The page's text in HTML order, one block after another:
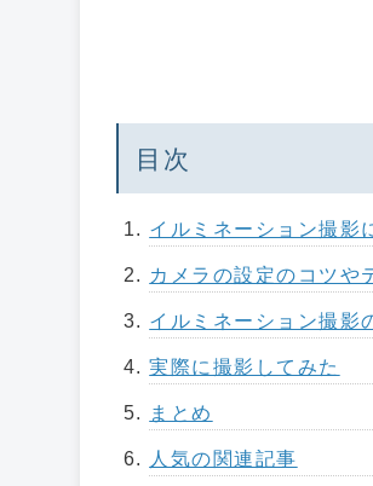
目次
イルミネーション撮影
カメラの設定のコツや
イルミネーション撮影
実際に撮影してみた
まとめ
人気の関連記事